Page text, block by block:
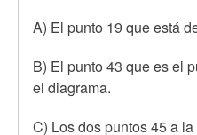
A) El punto 19 que está
B) El punto 43 que es el
el diagrama.
C) Los dos puntos 45 a